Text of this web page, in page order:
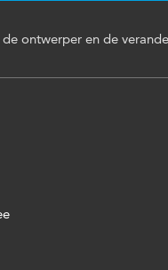
ontwerper en de